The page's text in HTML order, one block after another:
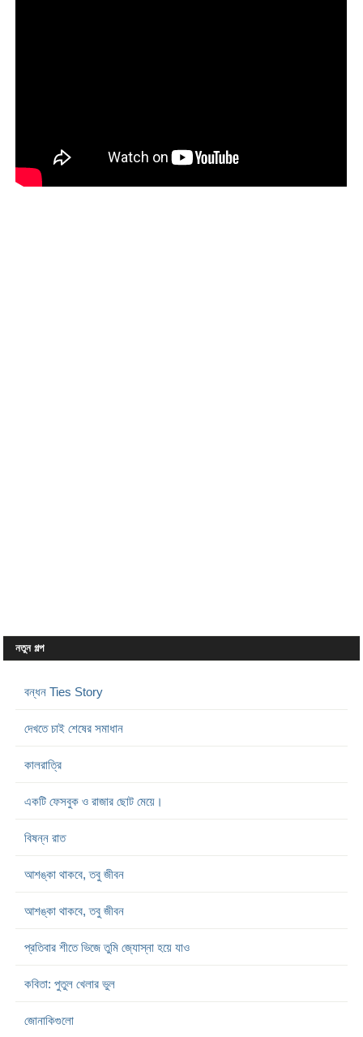
নতুন গল্প
বন্ধন Ties Story
দেখতে চাই শেষের সমাধান
কালরাত্রি
একটি ফেসবুক ও রাজার ছোট মেয়ে।
বিষন্ন রাত
আশঙ্কা থাকবে, তবু জীবন
আশঙ্কা থাকবে, তবু জীবন
প্রতিবার শীতে ভিজে তুমি জ্যোস্না হয়ে যাও
কবিতা: পুতুল খেলার ভুল
জোনাকিগুলো